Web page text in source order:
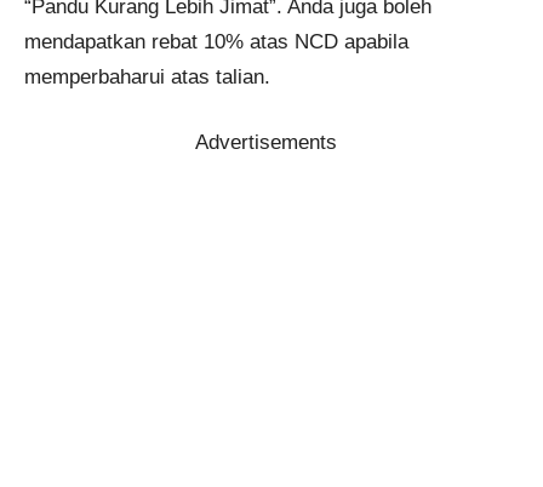
“Pandu Kurang Lebih Jimat”. Anda juga boleh
mendapatkan rebat 10% atas NCD apabila
memperbaharui atas talian.
Advertisements